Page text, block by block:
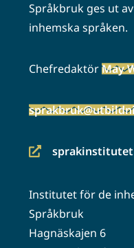
Språkbruk ges ut
inhemska språken.
ChefredaktörMay
(siirryt
palveluun)
Institutet för de
Språkbruk
Hagnäskajen 6